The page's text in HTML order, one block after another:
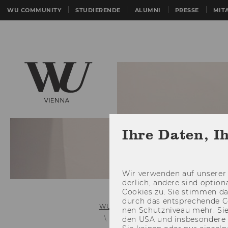
WU COMMUNITY STUDIERENDE ALUMNI PRESSE
WU (Wirtschaftsuniversität Wien)
Application & Admission
Ihre Daten,
Wir ver­wen­den auf
der­lich, an­de­re sind
Coo­kies zu. Sie stim­men
durch das ent­spre­chen­de
nen Schutz­ni­veau mehr.
den USA und